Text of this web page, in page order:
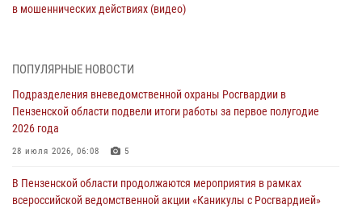
в мошеннических действиях (видео)
В Заречном росгвардейцы почтили память легендарного генерала
05 августа 2026, 07:00
Сотрудники пензенского ОМОН «Страж» познакомили участников
сборов «Гвардеец» с вооружением и техникой Росгвардии
В Пензе сотрудники Росгвардии оказали помощь
ПОПУЛЯРНЫЕ НОВОСТИ
Подразделения вневедомственной охраны Росгвардии в
Пензенской области подвели итоги работы за первое полугодие
2026 года
28 июля 2026, 06:08 5
В Пензенской области продолжаются мероприятия в рамках
всероссийской ведомственной акции «Каникулы с Росгвардией»